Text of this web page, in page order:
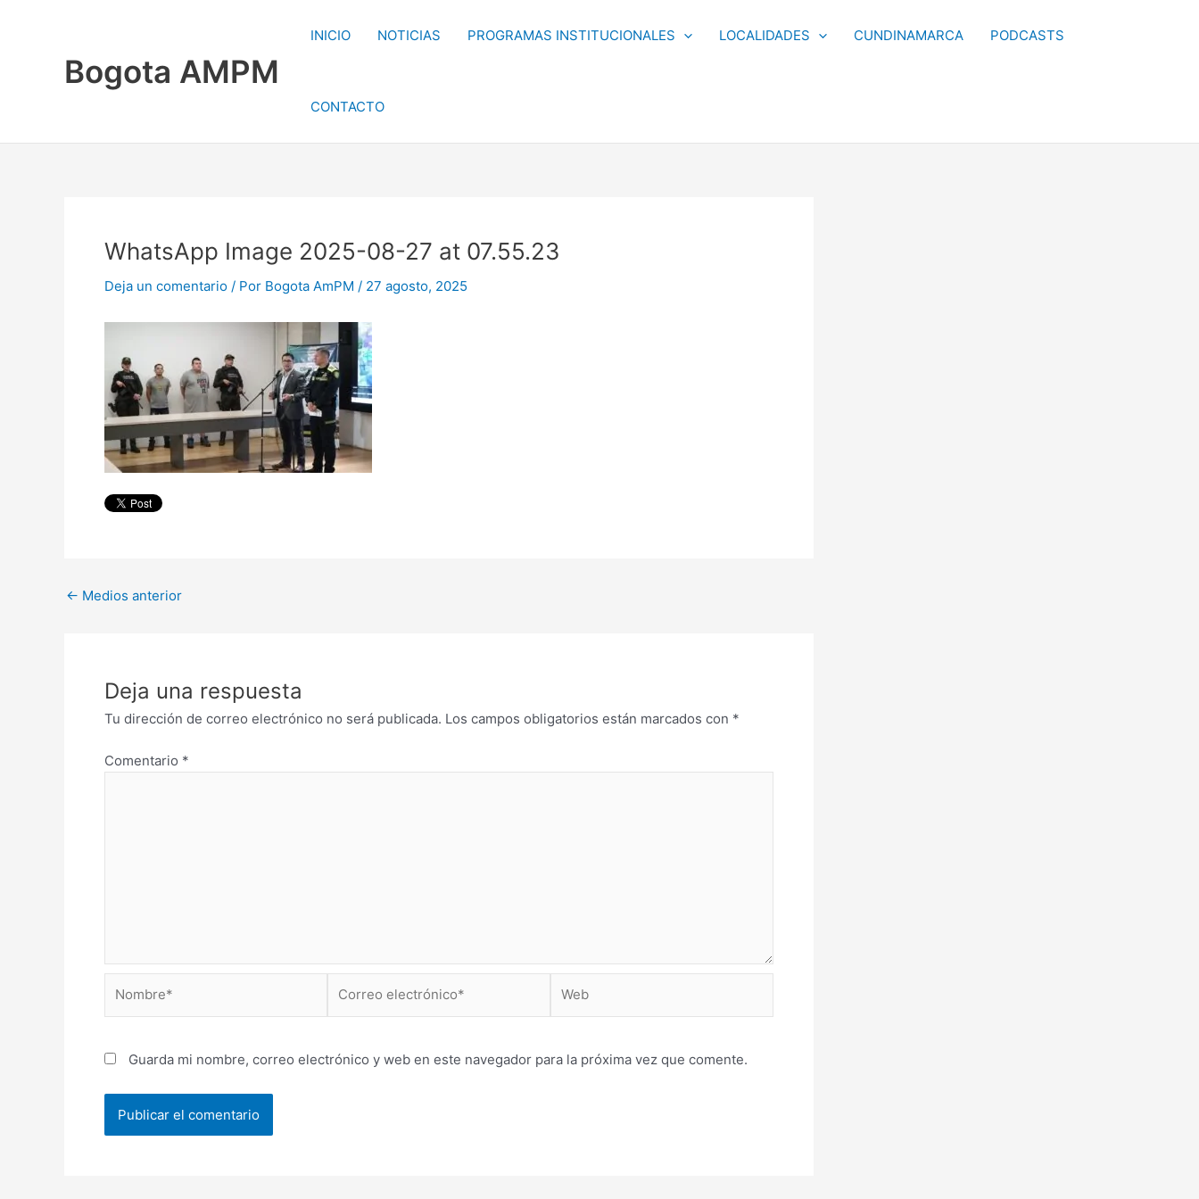
Bogota AMPM
INICIO NOTICIAS PROGRAMAS INSTITUCIONALES LOCALIDADES CUNDINAMARCA PODCASTS
CONTACTO
WhatsApp Image 2025-08-27 at 07.55.23
Deja un comentario / Por Bogota AmPM / 27 agosto, 2025
← Medios anterior
Deja una respuesta
Tu dirección de correo electrónico no será publicada. Los campos obligatorios están marcados con *
Comentario *
electrónico*
Guarda mi nombre, correo electrónico y web en este navegador para la próxima vez que comente.